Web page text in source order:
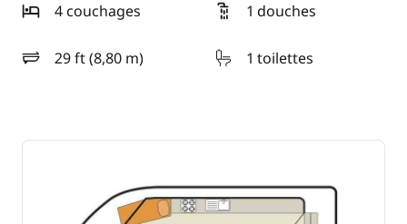
4 couchages
1 douches
29 ft (8,80 m)
longueur 1 toilettes